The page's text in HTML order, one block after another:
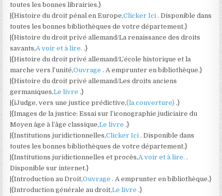
toutes les bonnes librairies.}
|{Histoire du droit pénal en Europe,Clicker Ici . Disponible dans
toutes les bonnes bibliothèques de votre département.}
|{Histoire du droit privé allemand/La renaissance des droits
savants,A voir et à lire. .}
|{Histoire du droit privé allemand/L’école historique et la
marche vers l’unité,Ouvrage . A emprunter en bibliothèque.}
|{Histoire du droit privé allemand/Les droits anciens
germaniques,Le livre .}
|{iJudge, vers une justice prédictive,(la couverture) .}
|{Images de la justice: Essai sur l’iconographie judiciaire du
Moyen âge à l’âge classique,Le livre .}
|{Institutions juridictionnelles,Clicker Ici . Disponible dans
toutes les bonnes bibliothèques de votre département.}
|{Institutions juridictionnelles et procès,A voir et à lire. .
Disponible sur internet.}
|{Introduction au Droit,Ouvrage . A emprunter en bibliothèque.}
|{Introduction générale au droit,Le livre .}